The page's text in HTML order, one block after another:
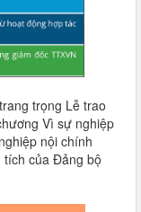
trọng Lễ trao
Vì sự nghiệp
nội chính
của Đảng bộ